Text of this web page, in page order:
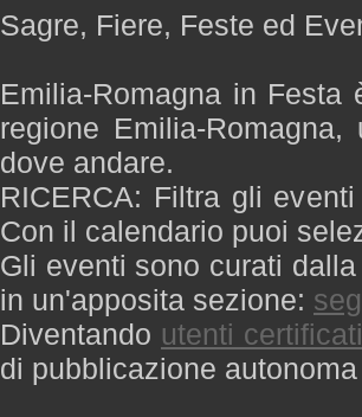
Sagre, Fiere, Feste ed
Emilia-Romagna in
regione Emilia-
dove andare.
RICERCA: Filtra gli
Con il calendario puoi
Gli eventi sono curati
in un'apposita sezione:
Diventando utenti certificati
di pubblicazione